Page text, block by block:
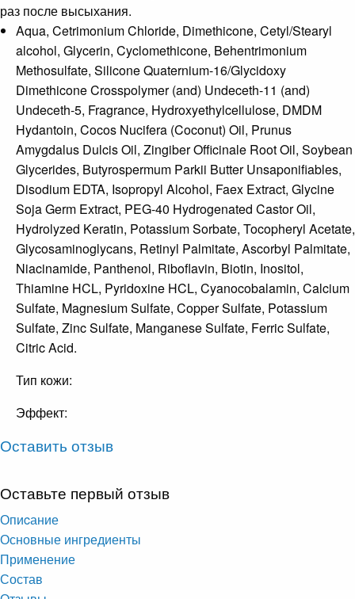
раз после высыхания.
Aqua, Cetrimonium Chloride, Dimethicone, Cetyl/Stearyl
alcohol, Glycerin, Cyclomethicone, Behentrimonium
Methosulfate, Silicone Quaternium-16/Glycidoxy
Dimethicone Crosspolymer (and) Undeceth-11 (and)
Undeceth-5, Fragrance, Hydroxyethylcellulose, DMDM
Hydantoin, Cocos Nucifera (Coconut) Oil, Prunus
Amygdalus Dulcis Oil, Zingiber Officinale Root Oil, Soybean
Glycerides, Butyrospermum Parkii Butter Unsaponifiables,
Disodium EDTA, Isopropyl Alcohol, Faex Extract, Glycine
Soja Germ Extract, PEG-40 Hydrogenated Castor Oil,
Hydrolyzed Keratin, Potassium Sorbate, Tocopheryl Acetate,
Glycosaminoglycans, Retinyl Palmitate, Ascorbyl Palmitate,
Niacinamide, Panthenol, Riboflavin, Biotin, Inositol,
Thiamine HCL, Pyridoxine HCL, Cyanocobalamin, Calcium
Sulfate, Magnesium Sulfate, Copper Sulfate, Potassium
Sulfate, Zinc Sulfate, Manganese Sulfate, Ferric Sulfate,
Citric Acid.
Тип кожи:
Эффект:
Оставить отзыв
Оставьте первый отзыв
Опиcание
Основные ингредиенты
Применение
Состав